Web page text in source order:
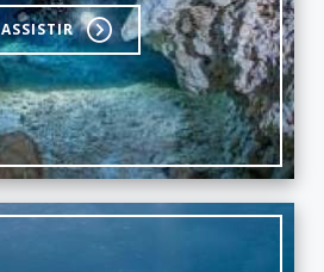
ASSISTIR